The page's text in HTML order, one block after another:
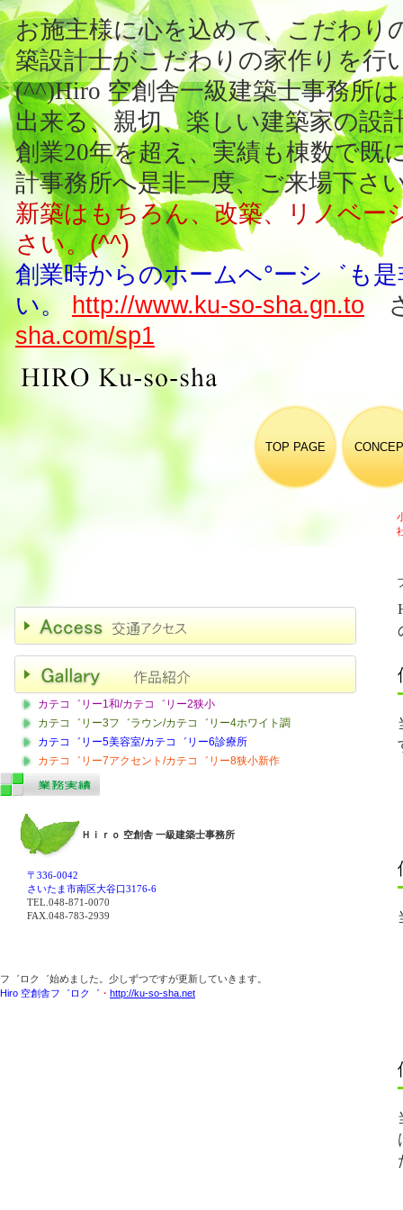
お施主様に心を込めて、こだわり
築設計士がこだわりの家作りを行
(^^)Hiro 空創舎一級建築士事務所
出来る、親切、楽しい建築家の設
創業20年を超え、実績も棟数で既
計事務所へ是非一度、ご来場下さ
新築はもちろん、改築、リノベー
さい。(^^)
創業時からのホームヘ°ーシ゛も
い。
http://www.ku-so-sha.gn.to
sha.com/sp1
TOP PAGE
カテコ゛リー1和/カテコ゛リー2狭小
カテコ゛リー3フ゛ラウン/カテコ゛リー4ホワイト調
カテコ゛リー5美容室/カテコ゛リー6診療所
カテコ゛リー7アクセント/カテコ゛リー8狭小新作
Ｈｉｒｏ 空創舎 一級建築士事務所
〒336-0042
さいたま市南区大谷口3176-6
TEL.048-871-0070
FAX.048-783-2939
フ゛ロク゛始めました。少しずつですが更新していきます。
Hiro 空創舎フ゛ロク゛ ・ http://ku-so-sha.net